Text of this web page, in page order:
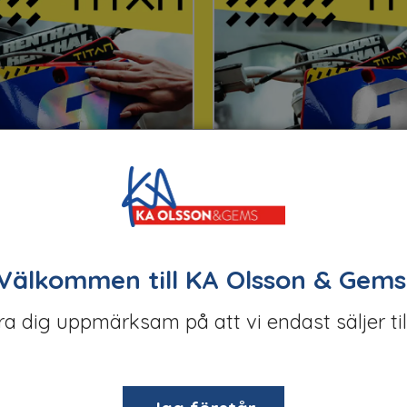
Silver Chrome THSX-110 TITAN Slick Silver
till KA Olsson &
dig uppmärksam på att vi endast säljer